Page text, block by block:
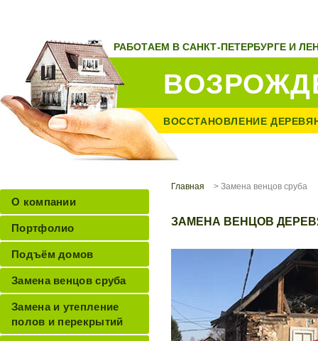
ВОССТАНОВЛЕНИЕ
РАБОТАЕМ В САНКТ-ПЕТЕРБУРГЕ И
О компании
Портфолио
Подъём домов
Замена венцов сруба
Замена и утепление
полов и перекрытий
Главная > Замена венцов сруба
ЗАМЕНА ВЕНЦОВ